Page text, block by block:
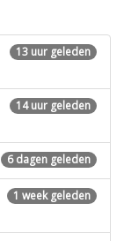
13 uur geleden
14 uur geleden
6 dagen geleden
1 week geleden